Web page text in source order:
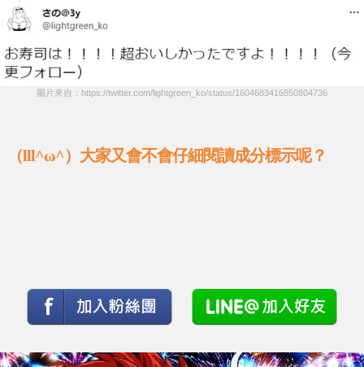
圖片來自：https://twitter.com/lightgreen_ko/status/1604683416850804736
（lll^ω^）大家又會不會仔細閱讀成分標示呢？